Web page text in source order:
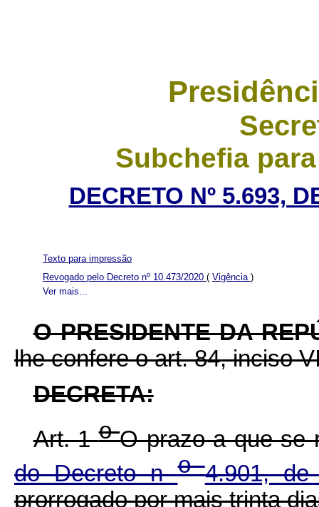
Subchefia
DECRETO Nº 5.693,
Ver mais...
Texto para impressão
Revogado pelo Decreto nº 10.473/2020 ( Vigência )
O PRESIDENTE DA
lhe confere o art. 84, inciso
DECRETA:
Art. 1oO prazo a que se
do Decreto no4.901,
prorrogado por mais trinta